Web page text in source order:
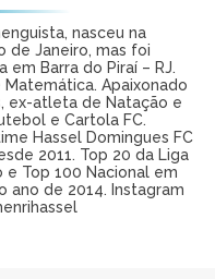
nasceu na
de Janeiro, mas foi
em Barra do Piraí – RJ.
Matemática. Apaixonado
ex-atleta de Natação e
e Cartola FC.
Hassel Domingues FC
2011. Top 20 da Liga
e Top 100 Nacional em
ano de 2014. Instagram